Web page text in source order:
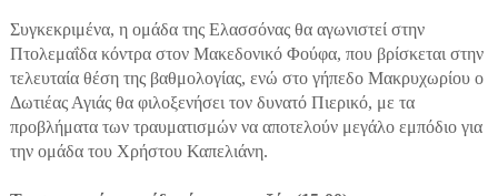
Συγκεκριμένα, η ομάδα της Ελασσόνας θα αγωνιστεί στην
Πτολεμαΐδα κόντρα στον Μακεδονικό Φούφα, που βρίσκεται στην
τελευταία θέση της βαθμολογίας, ενώ στο γήπεδο Μακρυχωρίου ο
Δωτιέας Αγιάς θα φιλοξενήσει τον δυνατό Πιερικό, με τα
προβλήματα των τραυματισμών να αποτελούν μεγάλο εμπόδιο για
την ομάδα του Χρήστου Καπελιάνη.